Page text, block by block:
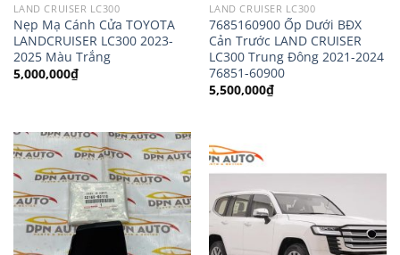
LAND CRUISER LC300
Nẹp Mạ Cánh Cửa TOYOTA
LANDCRUISER LC300 2023-
2025 Màu Trắng
5,000,000₫
LAND CRUISER LC300
7685160900 Ốp Dưới BĐX
Cản Trước LAND CRUISER
LC300 Trung Đông 2021-2024
76851-60900
5,500,000₫